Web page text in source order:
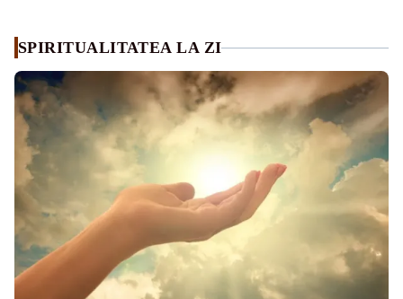
SPIRITUALITATEA LA ZI